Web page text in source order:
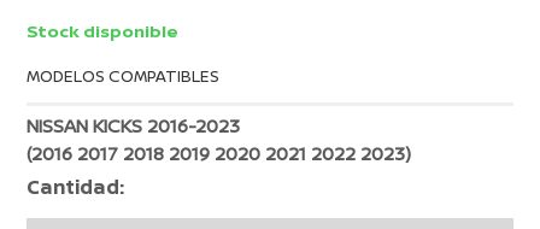
Stock disponible
MODELOS COMPATIBLES
NISSAN KICKS 2016-2023
(2016 2017 2018 2019 2020 2021 2022 2023)
Cantidad: